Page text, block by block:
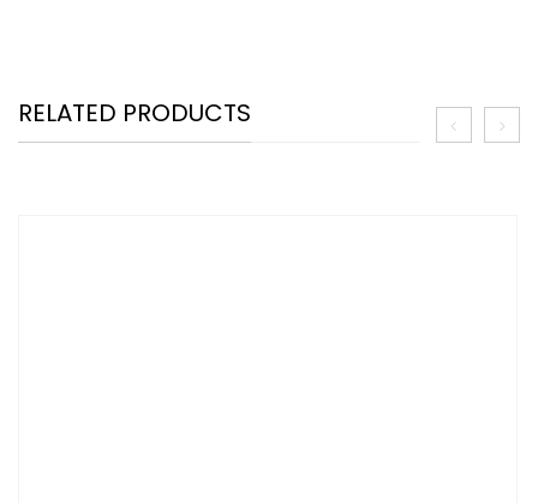
RELATED PRODUCTS